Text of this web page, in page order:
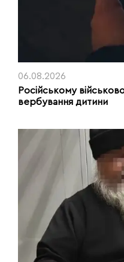
06.08.2026
Російському
вербування дитини